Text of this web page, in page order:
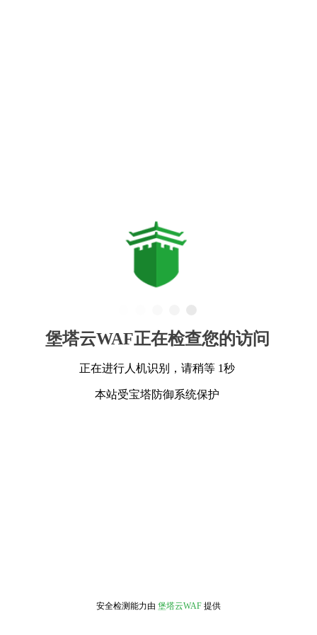
堡塔云WAF正在检查您的访问
正在进行人机识别，请稍等 1秒
本站受宝塔防御系统保护
安全检测能力由 堡塔云WAF 提供